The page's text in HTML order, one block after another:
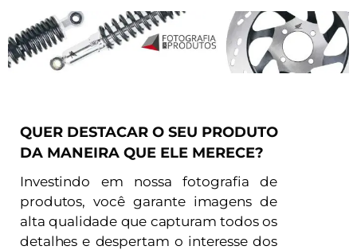
QUER DESTACAR O SEU PRODUTO
DA MANEIRA QUE ELE MERECE?
Investindo em nossa fotografia de
produtos, você garante imagens de
alta qualidade que capturam todos os
detalhes e despertam o interesse dos